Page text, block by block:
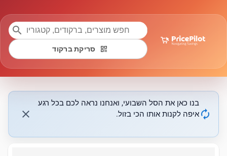
search
qr_code סריקת ברקוד
autorenew
בנו כאן את הסל השבועי, ואנחנו נראה לכם בכל רגע
איפה לקנות אותו הכי בזול.
close